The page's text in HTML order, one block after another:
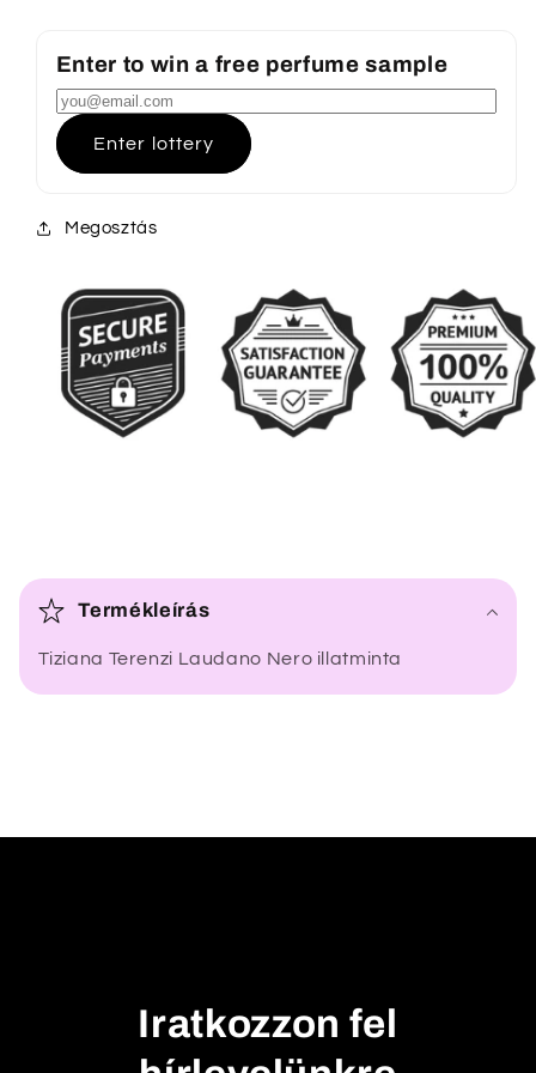
Enter to win a free perfume sample
Enter lottery
Megosztás
s
e
k
Termékleírás
Tiziana Terenzi Laudano Nero illatminta
Iratkozzon fel